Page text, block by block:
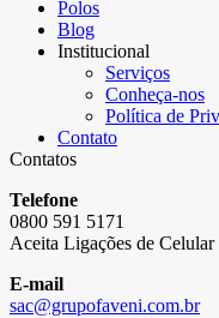
Polos
Blog
Institucional
Serviços
Conheça-nos
Política de
Contato
Contatos
Telefone
0800 591 5171
Aceita Ligações de Celular
E-mail
sac@grupofaveni.com.br